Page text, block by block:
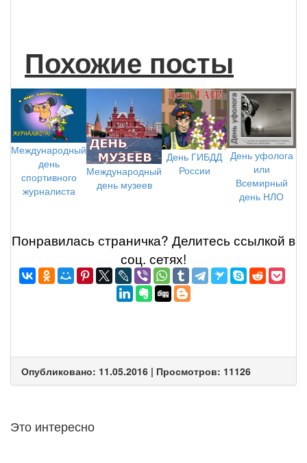
Похожие посты
Международный
день
спортивного
журналиста
Международный
день музеев
День ГИБДД
России
День уфолога
или
Всемирный
день НЛО
Понравилась страничка? Делитеcь ссылкой в
соц. сетях!
Опубликовано: 11.05.2016 | Просмотров: 11126
Это интересно